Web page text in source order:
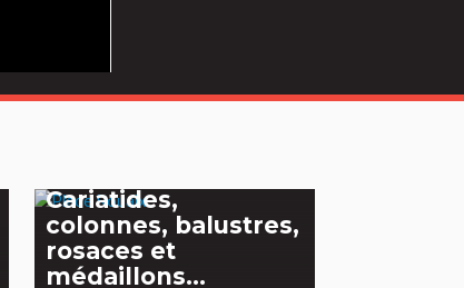
Cariatides,
colonnes, balustres,
rosaces et
médaillons...